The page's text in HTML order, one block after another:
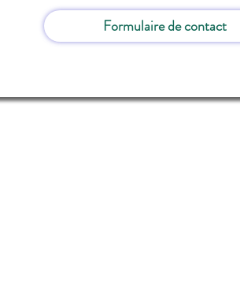
Formulaire de contact